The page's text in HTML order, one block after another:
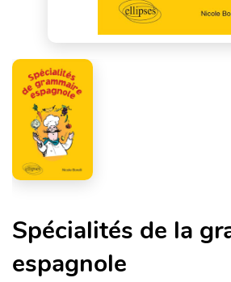
Spécialités de la
espagnole